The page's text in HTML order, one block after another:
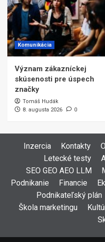
Komunikácia
Význam zákazníckej
skúsenosti pre úspech
značky
Tomáš Hudák
8. augusta 2026
0
Inzercia Kontakty
Letecké testy
SEO GEO AEO LLM
Podnikanie
Financie
Podnikateľský plán
Škola marketingu